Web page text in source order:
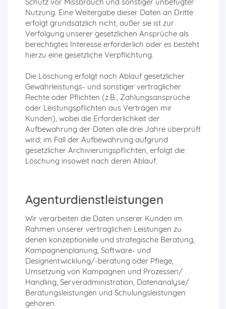
Schutz vor Missbrauch und sonstiger unbefugter
Nutzung. Eine Weitergabe dieser Daten an Dritte
erfolgt grundsätzlich nicht, außer sie ist zur
Verfolgung unserer gesetzlichen Ansprüche als
berechtigtes Interesse erforderlich oder es besteht
hierzu eine gesetzliche Verpflichtung.
Die Löschung erfolgt nach Ablauf gesetzlicher
Gewährleistungs- und sonstiger vertraglicher
Rechte oder Pflichten (z.B., Zahlungsansprüche
oder Leistungspflichten aus Verträgen mir
Kunden), wobei die Erforderlichkeit der
Aufbewahrung der Daten alle drei Jahre überprüft
wird; im Fall der Aufbewahrung aufgrund
gesetzlicher Archivierungspflichten, erfolgt die
Löschung insoweit nach deren Ablauf.
Agenturdienstleistungen
Wir verarbeiten die Daten unserer Kunden im
Rahmen unserer vertraglichen Leistungen zu
denen konzeptionelle und strategische Beratung,
Kampagnenplanung, Software- und
Designentwicklung/-beratung oder Pflege,
Umsetzung von Kampagnen und Prozessen/
Handling, Serveradministration, Datenanalyse/
Beratungsleistungen und Schulungsleistungen
gehören.